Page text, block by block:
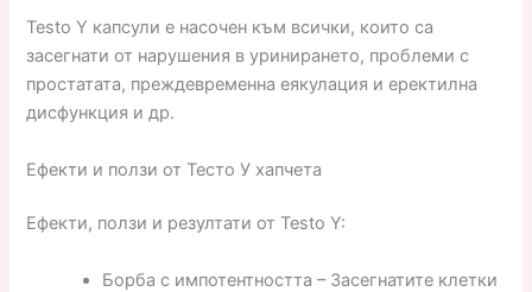
Testo Y капсули е насочен към всички, които са
засегнати от нарушения в уринирането, проблеми с
простатата, преждевременна еякулация и еректилна
дисфункция и др.
Ефекти и ползи от Тесто У хапчета
Ефекти, ползи и резултати от Testo Y:
Борба с импотентността – Засегнатите клетки